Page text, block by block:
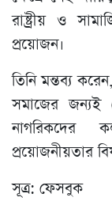
রাষ্ট্রীয় ও
প্রয়োজন।
তিনি মন্তব্য
সমাজের জন্যই
নাগরিকদের
প্রয়োজনীয়তার
সূত্র: ফেসবুক